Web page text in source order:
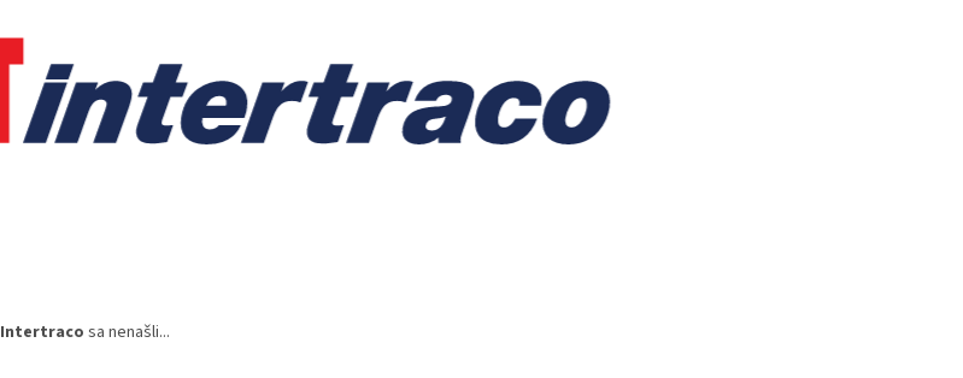
Intertraco sa nenašli...